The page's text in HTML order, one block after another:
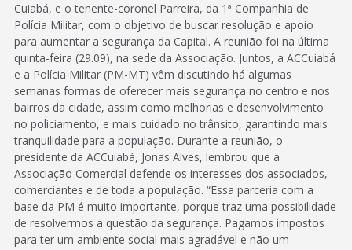
Cuiabá, e o tenente-coronel Parreira, da 1ª Companhia de
Polícia Militar, com o objetivo de buscar resolução e apoio
para aumentar a segurança da Capital. A reunião foi na última
quinta-feira (29.09), na sede da Associação. Juntos, a ACCuiabá
e a Polícia Militar (PM-MT) vêm discutindo há algumas
semanas formas de oferecer mais segurança no centro e nos
bairros da cidade, assim como melhorias e desenvolvimento
no policiamento, e mais cuidado no trânsito, garantindo mais
tranquilidade para a população. Durante a reunião, o
presidente da ACCuiabá, Jonas Alves, lembrou que a
Associação Comercial defende os interesses dos associados,
comerciantes e de toda a população. “Essa parceria com a
base da PM é muito importante, porque traz uma possibilidade
de resolvermos a questão da segurança. Pagamos impostos
para ter um ambiente social mais agradável e não um